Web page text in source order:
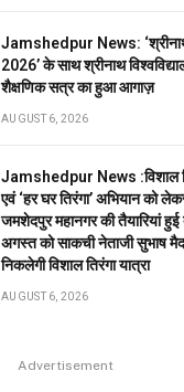
Jamshedpur News:
2026’ के साथ श्रीनाथ
शैक्षणिक सत्र का हुआ आगाज़
AUGUST 6, 2026
Jamshedpur News :विशाल
एवं ‘हर घर तिरंगा’ अभियान को
जमशेदपुर महानगर की तैयारियां
अगस्त को साकची नेताजी सुभाष
निकलेगी विशाल तिरंगा यात्रा
AUGUST 6, 2026
Advertisement